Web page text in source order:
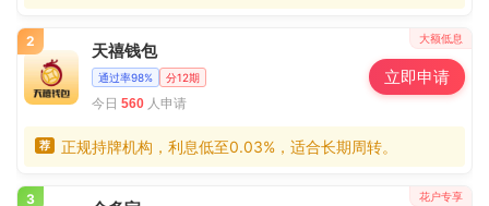
2 大额低息
天禧钱包
通过率98% 分12期
今日 560 人申请
立即申请
荐 正规持牌机构，利息低至0.03%，适合长期周转。
3 花户专享